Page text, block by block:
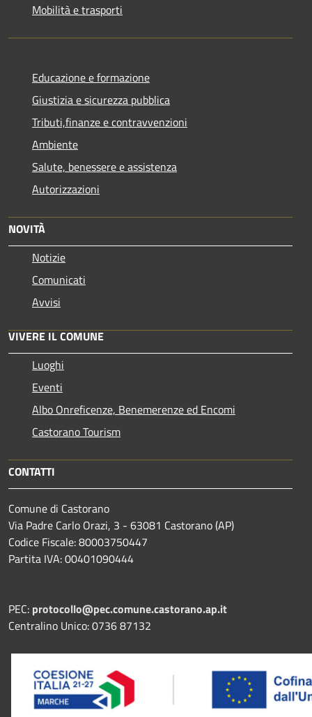
Mobilità e trasporti
Educazione e formazione
Giustizia e sicurezza pubblica
Tributi,finanze e contravvenzioni
Ambiente
Salute, benessere e assistenza
Autorizzazioni
NOVITÀ
Notizie
Comunicati
Avvisi
VIVERE IL COMUNE
Luoghi
Eventi
Albo Onreficenze, Benemerenze ed Encomi
Castorano Tourism
CONTATTI
Comune di Castorano
Via Padre Carlo Orazi, 3 - 63081 Castorano (AP)
Codice Fiscale: 80003750447
Partita IVA: 00401090444
PEC: protocollo@pec.comune.castorano.ap.it
Centralino Unico: 0736 87132